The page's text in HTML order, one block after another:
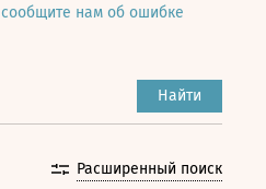
сообщите нам об ошибке
Найти
Расширенный поиск